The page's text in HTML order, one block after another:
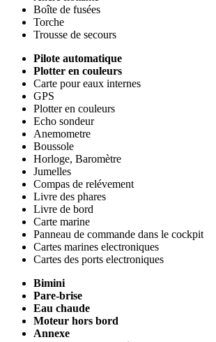
Boîte de fusées
Torche
Trousse de secours
Pilote automatique
Plotter en couleurs
Carte pour eaux internes
GPS
Plotter en couleurs
Echo sondeur
Anemometre
Boussole
Horloge, Baromètre
Jumelles
Compas de relévement
Livre des phares
Livre de bord
Carte marine
Panneau de commande dans le cockpit
Cartes marines electroniques
Cartes des ports electroniques
Bimini
Pare-brise
Eau chaude
Moteur hors bord
Annexe